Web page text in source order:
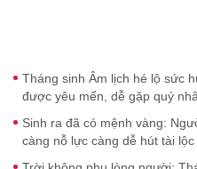
Tháng sinh Âm lịch hé lộ sức
được yêu mến, dễ gặp quý
Sinh ra đã có mệnh vàng:
càng nỗ lực càng dễ hút tài lộc